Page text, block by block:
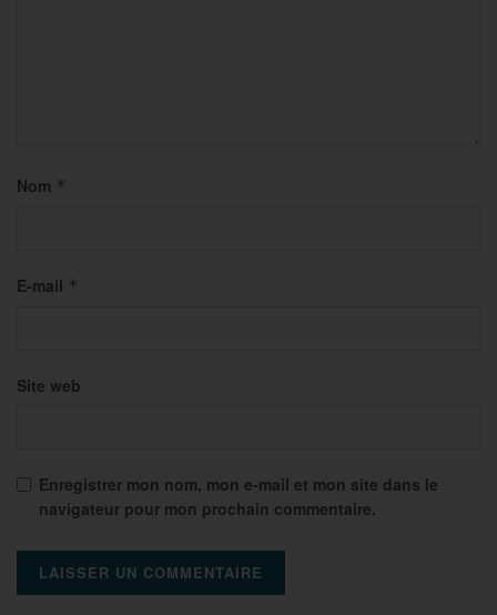
Nom *
E-mail *
Site web
Enregistrer mon nom, mon e-mail et mon site dans le
navigateur pour mon prochain commentaire.